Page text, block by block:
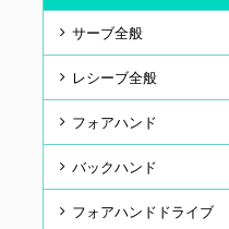
サーブ全般
レシーブ全般
フォアハンド
バックハンド
フォアハンドドライブ